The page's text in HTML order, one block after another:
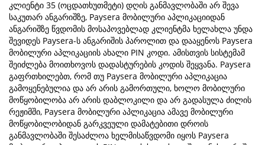
კლიენტი 35 (ოცდათხუთმეტი) დღის განმავლობაში არ შევა
საკუთარ ანგარიშზე, Paysera მობილური აპლიკაციიდან
ანგარიშზე წვდომის მოსაპოვებლად კლიენტმა ხელახლა უნდა
შევიდეს Paysera-ს ანგარიშის პაროლით და დააყენოს Paysera
მობილური აპლიკაციის ახალი PIN კოდი. ამისთვის სისტემამ
შეიძლება მოითხოვოს დადასტურების კოდის შეყვანა. Paysera
გაფრთხილებთ, რომ თუ Paysera მობილური აპლიკაცია
გამოყენებულია და არ არის გამორთული, ხოლო მობილური
მოწყობილობა არ არის დაბლოკილი და არ გადასულა ძილის
რეჟიმში, Paysera მობილური აპლიკაცია ამავე მობილური
მოწყობილობიდან გარკვეული დამატებითი დროის
განმავლობაში შესაძლოა ხელმისაწვდომი იყოს Paysera